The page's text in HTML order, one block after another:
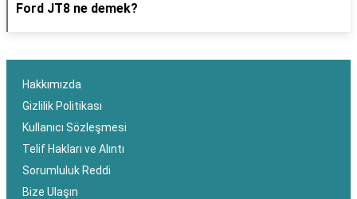
Ford JT8 ne demek?
Hakkımızda
Gizlilik Politikası
Kullanıcı Sözleşmesi
Telif Hakları ve Alıntı
Sorumluluk Reddi
Bize Ulaşın